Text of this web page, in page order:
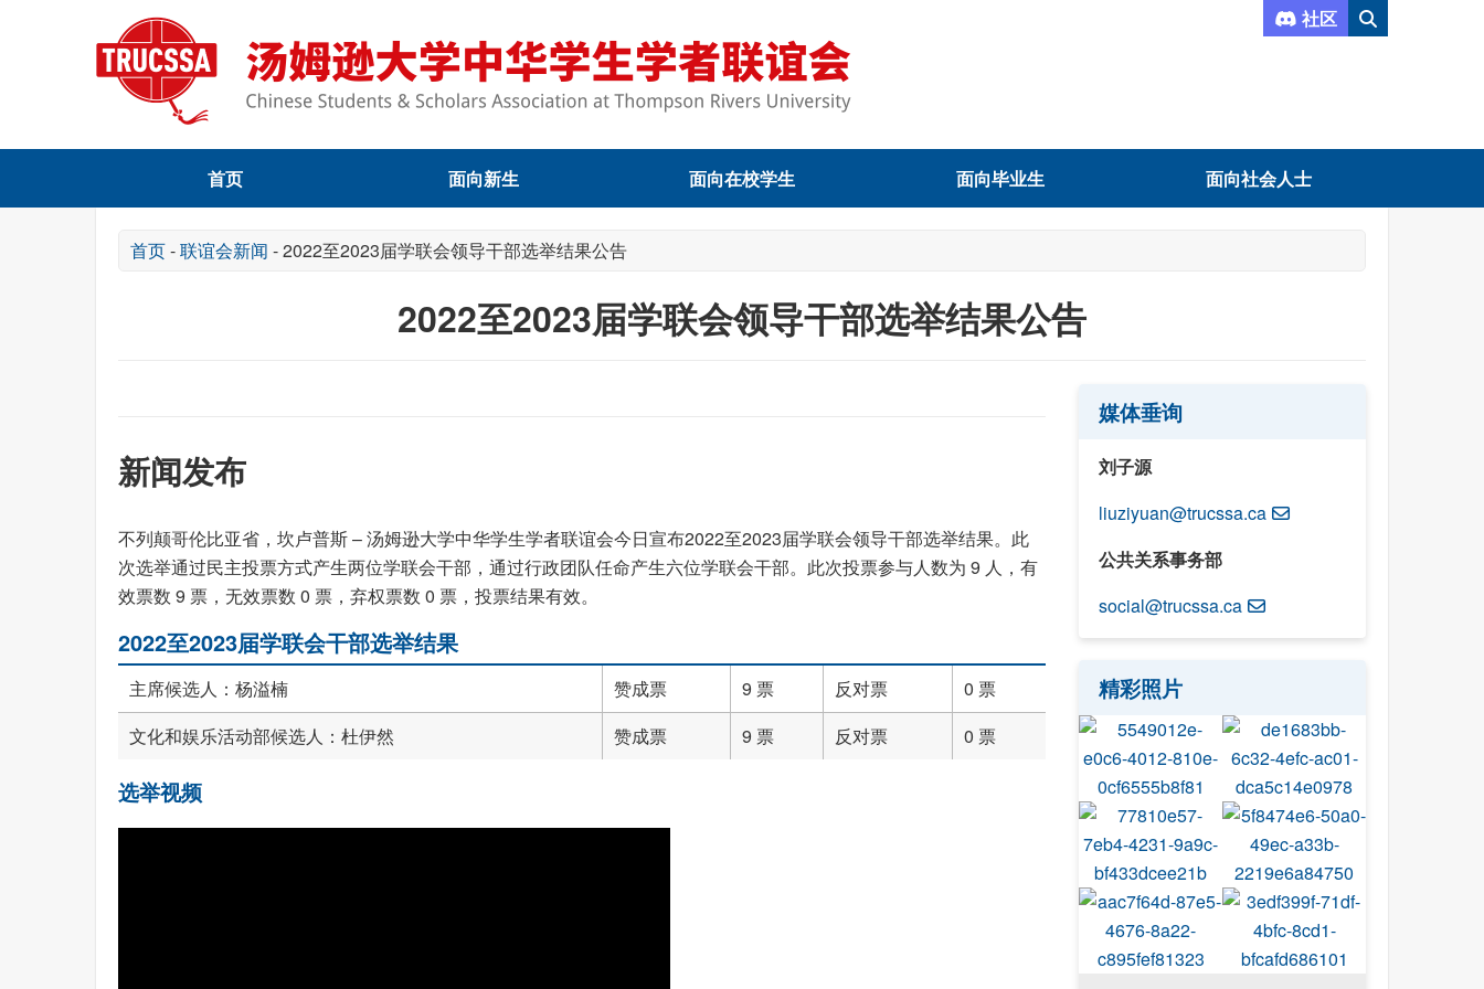
社区
首页 面向新生 面向在校学生 面向毕业生 面向社会人士
首页-联谊会新闻 -2022至2023届学联会领导干部选举结果公告
2022至2023届学联会领导干部选举结果公告
新闻发布
不列颠哥伦比亚省，坎卢普斯 – 汤姆逊大学中华学生学者联谊会今日宣布2022至2023届学联会领导干部选举结果。此
次选举通过民主投票方式产生两位学联会干部，通过行政团队任命产生六位学联会干部。此次投票参与人数为 9 人，有
效票数 9 票，无效票数 0 票，弃权票数 0 票，投票结果有效。
2022至2023届学联会干部选举结果
主席候选人：杨溢楠 赞成票 9 票 反对票
0 票
文化和娱乐活动部候选人：杜伊然
赞成票 9 票 反对票 0 票
选举视频
媒体垂询
刘子源
liuziyuan@trucssa.ca
公共关系事务部
social@trucssa.ca
精彩照片